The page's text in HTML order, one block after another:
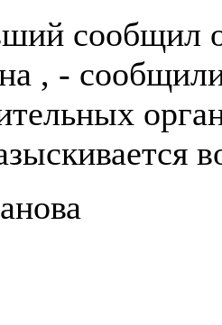
сообщил
, -